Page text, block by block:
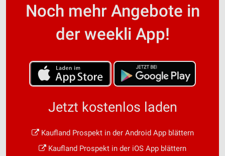
Noch mehr Angebote in
der weekli App!
Jetzt kostenlos laden
Kaufland Prospekt in der Android App blättern
Kaufland Prospekt in der iOS App blättern